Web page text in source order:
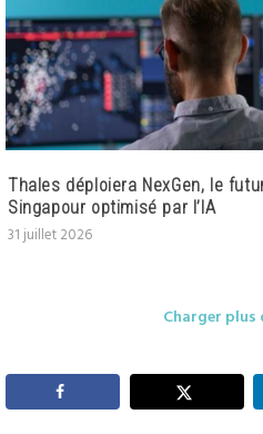
Thales déploiera NexGen, le
Singapour optimisé par l’IA
31 juillet 2026
Charger